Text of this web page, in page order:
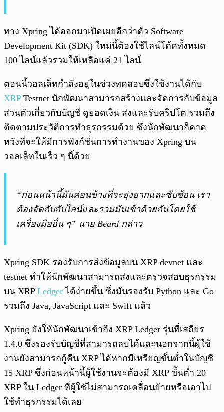
ทาง Xpring ได้ออกมาเปิดเผยอีกว่าตัว Software
Development Kit (SDK) ใหม่นี้ต้องใช้ไลน์โค้ดทั้งหมด
100 ไลน์แล้วรวมให้เหลือแค่ 21 ไลน์
ตอนนี้วอลเล็ทกำลังอยู่ในช่วงทดสอบซึ่งใช้งานได้กับ
XRPTestnet นักพัฒนาสามารถสร้างและจัดการกับข้อมูล
ส่วนตัวเกี่ยวกับบัญชี ดูยอดเงิน ส่งและรับคริปโต รวมถึง
ติดตามประวัติการทำธุรกรรมด้วย ซึ่งนักพัฒนาก็คาด
หวังที่จะให้มีการฟังก์ชั่นการทำงานของ Xpring บน
วอลเล็ทในเร็ว ๆ นี้ด้วย
“ก่อนหน้านี้มันค่อนข้างที่จะยุ่งยากและซับซ้อน เรา
ต้องจัดกับกับไลน์และรวมมันเข้าด้วยกันโดยใช้
เครื่องมืออื่น ๆ” นาย Beard กล่าว
Xpring SDK รองรับการส่งข้อมูลบน XRP devnet และ
testnet ทำให้นักพัฒนาสามารถส่งและตรวจสอบธุรกรรม
บน XRP Ledger ได้ง่ายขึ้น ซึ่งมันรองรับ Python และ Go
รวมถึง Java, JavaScript และ Swift แล้ว
Xpring ยังให้นักพัฒนาเข้าถึง XRP Ledger รุ่นที่เสถียร
1.4.0 ซึ่งรองรับบัญชีที่สามารถลบได้และนอกจากนี้ผู้ใช้
งานยังสามารถกู้คืน XRP ได้หากมีเหรียญขั้นต่ำในบัญชี
15 XRP ซึ่งก่อนหน้านี้ผู้ใช้งานจะต้องมี XRP ขั้นต่ำ 20
XRP ใน Ledger ที่ผู้ใช้ไม่สามารถเคลื่อนย้ายหรือเอาไป
ใช้ทำธุรกรรมได้เลย